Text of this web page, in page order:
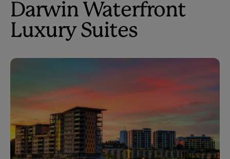
Darwin Waterfront
Luxury Suites